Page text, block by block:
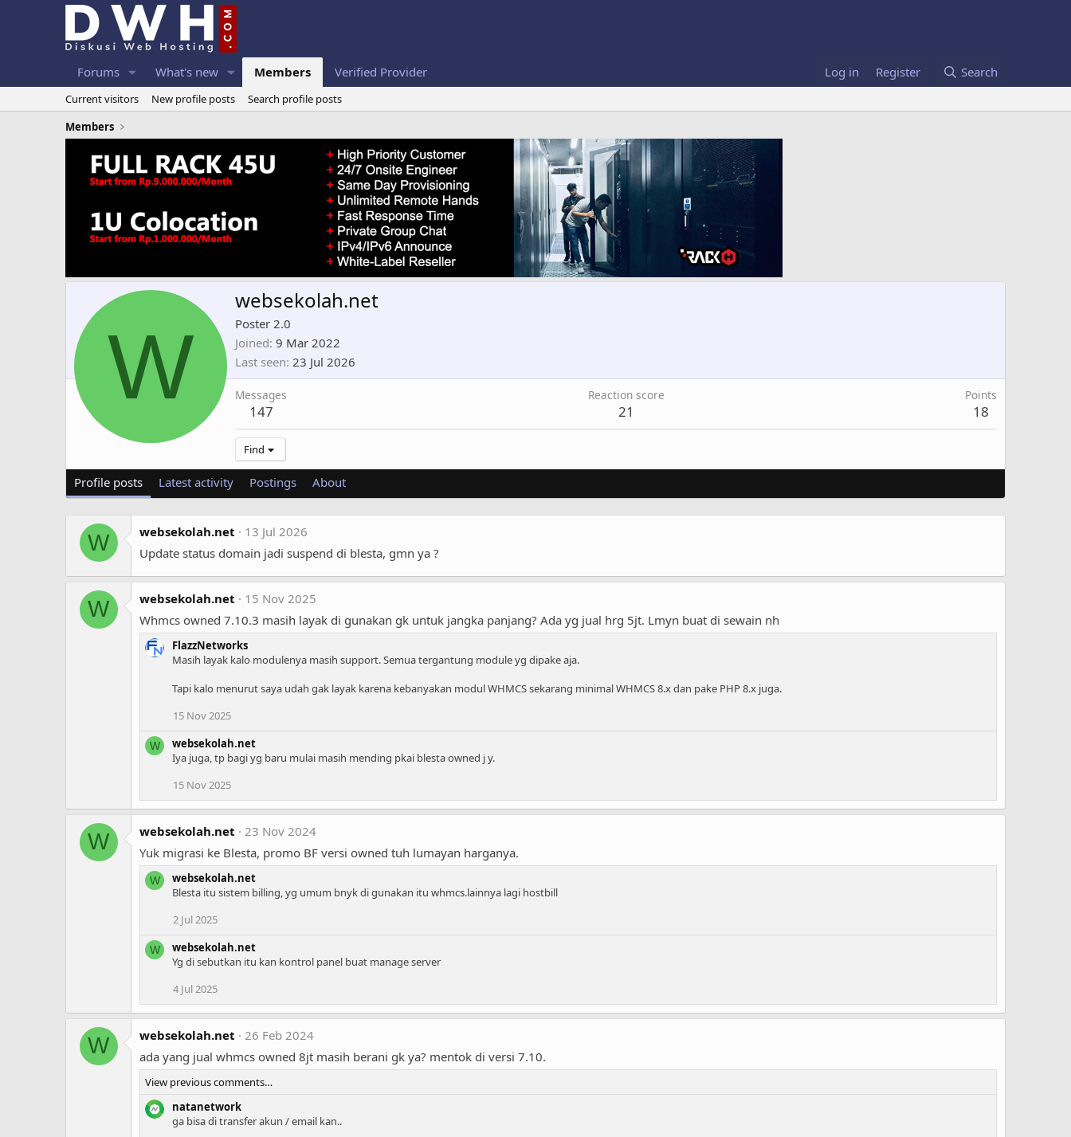
Forums What's new Members Verified Provider Log in Register Search
Current visitors New profile posts
Search profile posts
Members
W
websekolah.net
Poster 2.0
Joined 9 Mar 2022
Last seen 23 Jul 2026
Messages
147
Reaction score
21
Points
18
Find
Profile posts Latest activity Postings About
W websekolah.net
13 Jul 2026
Update status domain jadi suspend di blesta, gmn ya ?
W websekolah.net
15 Nov 2025
Whmcs owned 7.10.3 masih layak di gunakan gk untuk jangka panjang? Ada yg jual hrg 5jt. Lmyn buat di sewain nh
FlazzNetworks
Masih layak kalo modulenya masih support. Semua tergantung module yg dipake aja.
Tapi kalo menurut saya udah gak layak karena kebanyakan modul WHMCS sekarang minimal WHMCS 8.x dan pake PHP 8.x juga.
15 Nov 2025
W
websekolah.net
Iya juga, tp bagi yg baru mulai masih mending pkai blesta owned j y.
15 Nov 2025
W websekolah.net
23 Nov 2024
Yuk migrasi ke Blesta, promo BF versi owned tuh lumayan harganya.
W
websekolah.net
Blesta itu sistem billing, yg umum bnyk di gunakan itu whmcs.lainnya lagi hostbill
2 Jul 2025
W
websekolah.net
Yg di sebutkan itu kan kontrol panel buat manage server
4 Jul 2025
W websekolah.net
26 Feb 2024
ada yang jual whmcs owned 8jt masih berani gk ya? mentok di versi 7.10.
View previous comments…
natanetwork
ga bisa di transfer akun / email kan..